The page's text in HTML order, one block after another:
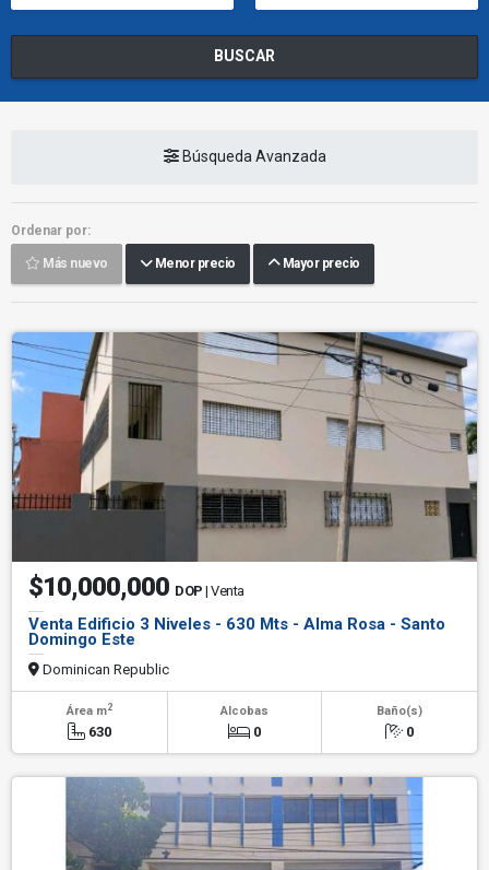
BUSCAR
Búsqueda Avanzada
Ordenar por:
Más nuevo Menor precio Mayor precio
$10,000,000 DOP | Venta
Venta Edificio 3 Niveles - 630 Mts - Alma Rosa - Santo
Domingo Este
Dominican Republic
Área m2
630
Alcobas
0
Baño(s)
0